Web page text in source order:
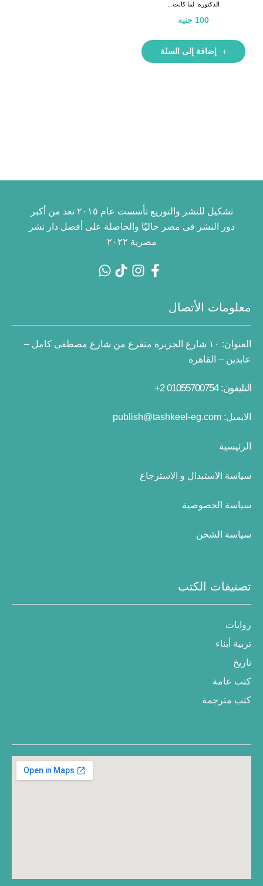
الدكتوره: لما كانت...
100 جنيه
إضافة إلى السلة
تشكيل للنشر والتوزيع تأسست عام ٢٠١٥ تعد من أكبر
دور النشر فى مصر حاليًا والحاصلة على أفضل دار نشر
مصرية ٢٠٢٢
معلومات الأتصال
العنوان:
١٠ شارع الجزيرة متفرع من شارع مصطفى كامل –
عابدين – القاهرة
التليفون: 01055700754 2+
الايميل: publish@tashkeel-eg.com
الرئيسية
سياسة الاستبدال و الاسترجاع
سياسة الخصوصية
سياسة الشحن
تصنيفات الكتب
روايات
تربية أبناء
تاريخ
كتب عامة
كتب مترجمة